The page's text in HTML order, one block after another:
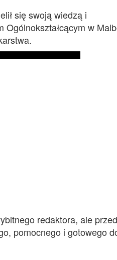
się swoją wiedzą i
Ogólnokształcącym w
redaktora, ale
pomocnego i gotowego
Osiedle Słoneczne Bis we
dostępem do
światłowodu. Mieszkańcy